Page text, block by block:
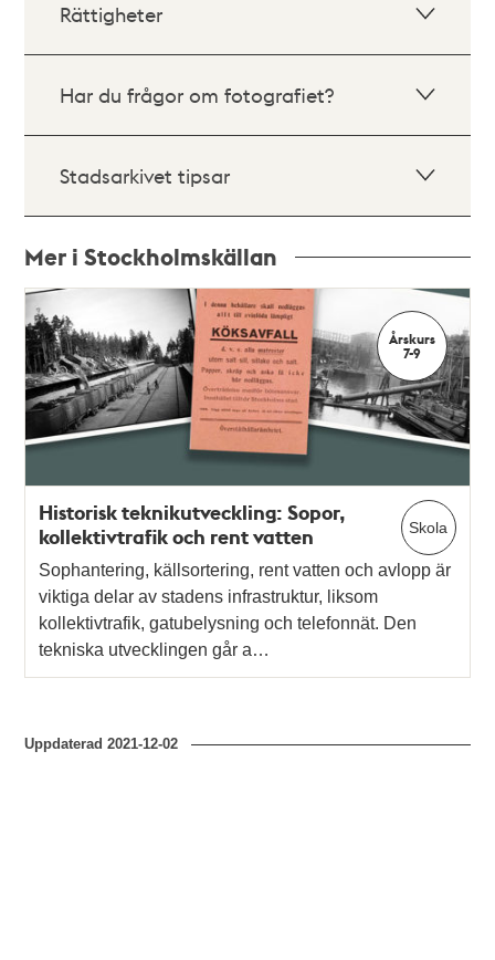
Rättigheter
Har du frågor om fotografiet?
Stadsarkivet tipsar
Mer i Stockholmskällan
Relaterade
poster
och
teman
Årskurs
7-9
Skola
Historisk teknikutveckling: Sopor,
kollektivtrafik och rent vatten
Sophantering, källsortering, rent vatten och avlopp är
viktiga delar av stadens infrastruktur, liksom
kollektivtrafik, gatubelysning och telefonnät. Den
tekniska utvecklingen går a…
Uppdaterad2021-12-02